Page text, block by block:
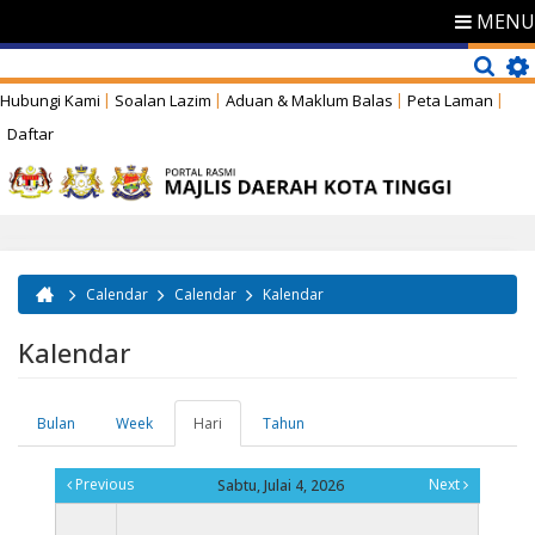
MENU
Hubungi Kami Soalan Lazim Aduan & Maklum Balas
Peta Laman
Daftar
Anda di sini
Calendar Calendar Kalendar
Kalendar
Tab-tab utama
Bulan Week Hari
aktif)
Tahun
Previous Sabtu, Julai 4, 2026 Next